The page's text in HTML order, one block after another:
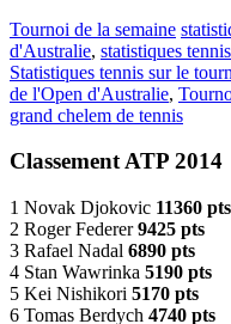
Tournoi de la semaine
d'Australie, statistiques
Statistiques tennis sur le
de l'Open d'Australie,
grand chelem de tennis
Classement ATP 2014
1 Novak Djokovic 11360 pts
2 Roger Federer9425 pts
3 Rafael Nadal 6890 pts
4 Stan Wawrinka 5190 pts
5 Kei Nishikori 5170 pts
6 Tomas Berdych 4740 pts